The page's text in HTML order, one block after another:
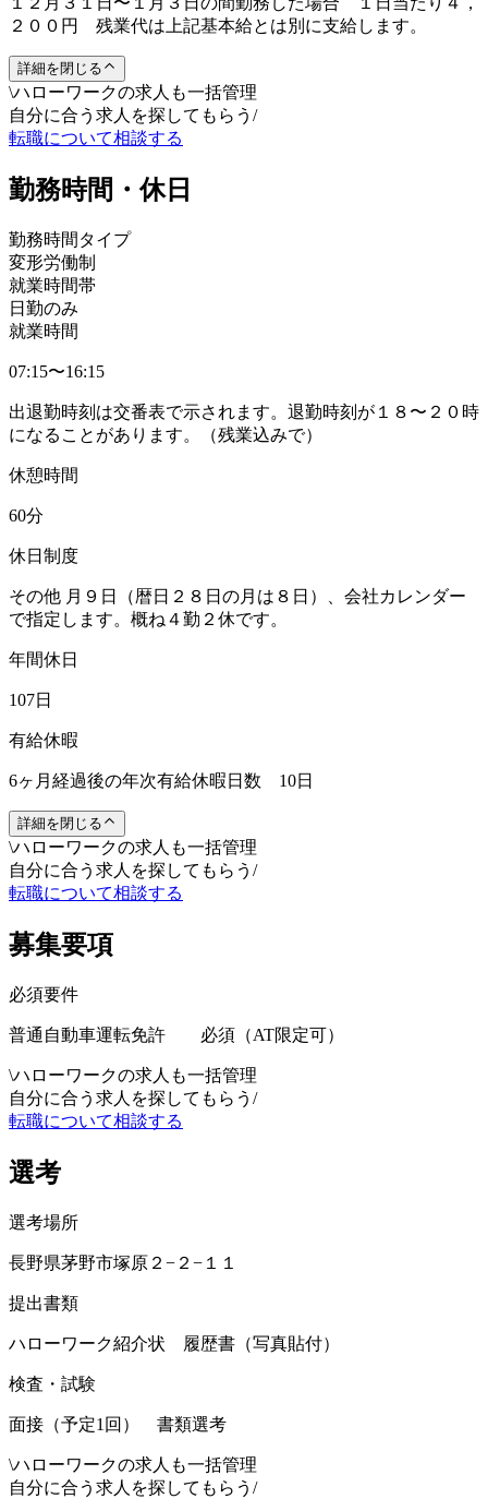
２００円 残業代は上記基本給とは別に支給します。
詳細を閉じる
\ハローワークの求人も一括管理
自分に合う求人を探してもらう /
転職について相談する
勤務時間・休日
勤務時間タイプ
変形労働制
就業時間帯
日勤のみ
就業時間
07:15〜16:15
出退勤時刻は交番表で示されます。退勤時刻が１８〜２０時
になることがあります。（残業込みで）
休憩時間
60分
休日制度
その他 月９日（暦日２８日の月は８日）、会社カレンダー
で指定します。概ね４勤２休です。
年間休日
107日
有給休暇
6ヶ月経過後の年次有給休暇日数 10日
詳細を閉じる
\ハローワークの求人も一括管理
自分に合う求人を探してもらう /
転職について相談する
募集要項
必須要件
普通自動車運転免許 必須（AT限定可）
\ハローワークの求人も一括管理
自分に合う求人を探してもらう /
転職について相談する
選考
選考場所
長野県茅野市塚原２−２−１１
提出書類
ハローワーク紹介状 履歴書（写真貼付）
検査・試験
面接（予定1回） 書類選考
\ハローワークの求人も一括管理
自分に合う求人を探してもらう /